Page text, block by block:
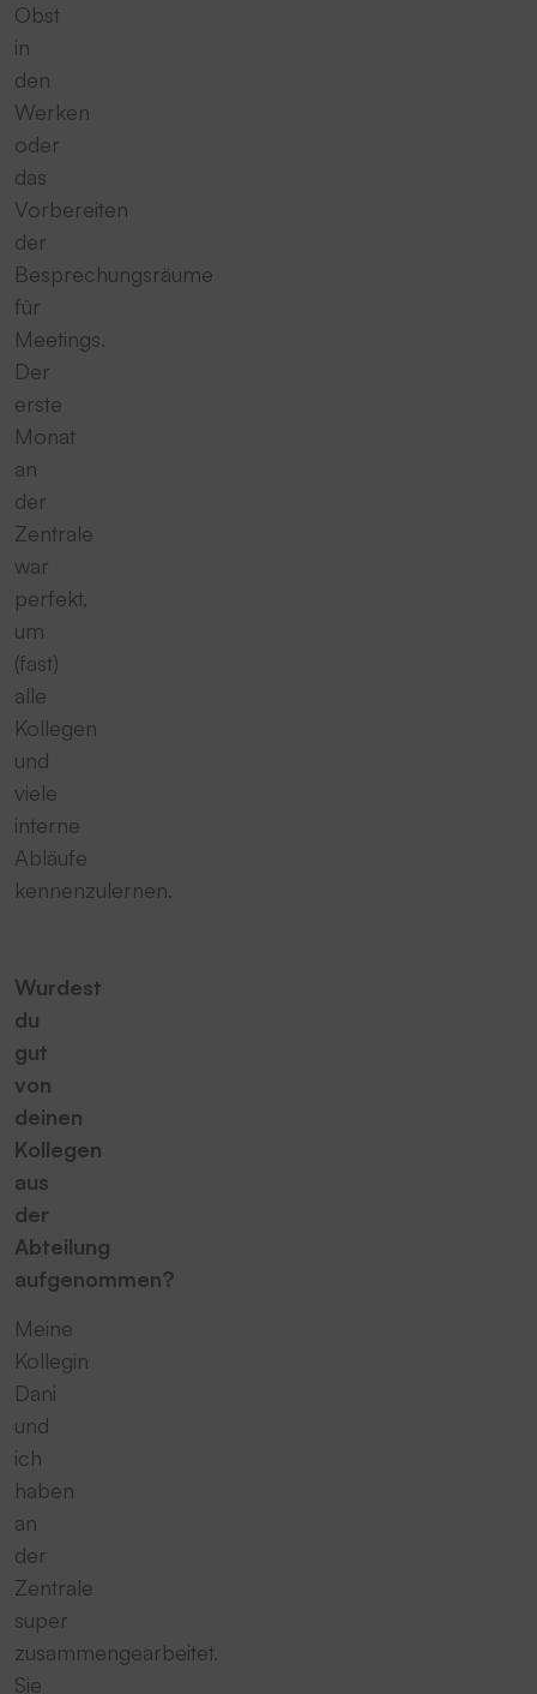
Obst
in
den
Werken
oder
das
Vorbereiten
der
Besprechungsräume
für
Meetings.
Der
erste
Monat
an
der
Zentrale
war
perfekt,
um
(fast)
alle
Kollegen
und
viele
interne
Abläufe
kennenzulernen.
Wurdest
du
gut
von
deinen
Kollegen
aus
der
Abteilung
aufgenommen?
Meine
Kollegin
Dani
und
ich
haben
an
der
Zentrale
super
zusammengearbeitet.
Sie